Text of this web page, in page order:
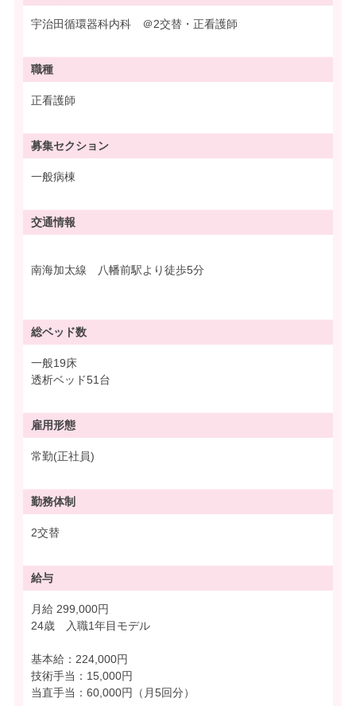
宇治田循環器科内科 ＠2交替・正看護師
職種
正看護師
募集セクション
一般病棟
交通情報
南海加太線 八幡前駅より徒歩5分
総ベッド数
一般19床
透析ベッド51台
雇用形態
常勤(正社員)
勤務体制
2交替
給与
月給 299,000円
24歳 入職1年目モデル
基本給：224,000円
技術手当：15,000円
当直手当：60,000円（月5回分）